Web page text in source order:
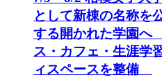
として新棟の名称
する開かれた学園へ
ス・カフェ・生涯学
ィスペースを整備